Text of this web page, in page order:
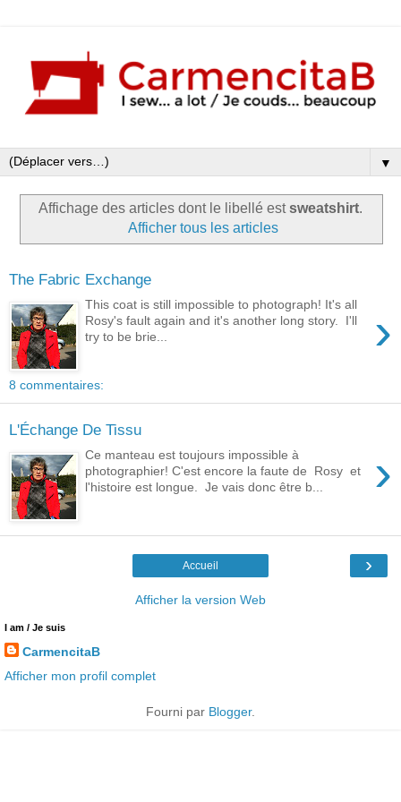
▼
Affichage des articles dont le libellé estsweatshirt.
Afficher tous les articles
The Fabric Exchange
›
This coat is still impossible to photograph! It's all
Rosy's fault again and it's another long story. I'll
try to be brie...
8 commentaires:
L'Échange De Tissu
›
Ce manteau est toujours impossible à
photographier! C'est encore la faute de Rosy et
l'histoire est longue. Je vais donc être b...
›
Accueil
Afficher la version Web
I am / Je suis
CarmencitaB
Afficher mon profil complet
Fourni par Blogger.